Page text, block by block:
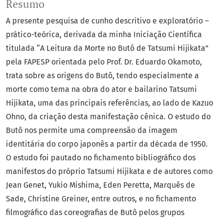
Resumo
A presente pesquisa de cunho descritivo e exploratório –
prático-teórica, derivada da minha Iniciação Científica
titulada “A Leitura da Morte no Butô de Tatsumi Hijikata”
pela FAPESP orientada pelo Prof. Dr. Eduardo Okamoto,
trata sobre as origens do Butô, tendo especialmente a
morte como tema na obra do ator e bailarino Tatsumi
Hijikata, uma das principais referências, ao lado de Kazuo
Ohno, da criação desta manifestação cênica. O estudo do
Butô nos permite uma compreensão da imagem
identitária do corpo japonês a partir da década de 1950.
O estudo foi pautado no fichamento bibliográfico dos
manifestos do próprio Tatsumi Hijikata e de autores como
Jean Genet, Yukio Mishima, Eden Peretta, Marquês de
Sade, Christine Greiner, entre outros, e no fichamento
filmográfico das coreografias de Butô pelos grupos